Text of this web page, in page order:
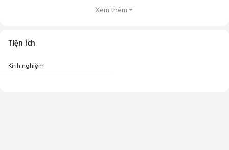
Xem thêm
Tiện ích
Kinh nghiệm